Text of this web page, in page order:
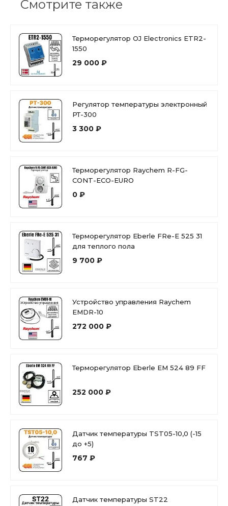
Смотрите также
Терморегулятор OJ Electronics ETR2-
1550
29 000 ₽
Регулятор температуры электронный
РТ-300
3 300 ₽
Терморегулятор Raychem R-FG-
CONT-ECO-EURO
0 ₽
Терморегулятор Eberle FRe-E 525 31
для теплого пола
9 700 ₽
Устройство управления Raychem
EMDR-10
272 000 ₽
Терморегулятор Eberle EM 524 89 FF
252 000 ₽
Датчик температуры TST05-10,0 (-15
до +5)
767 ₽
Датчик температуры ST22